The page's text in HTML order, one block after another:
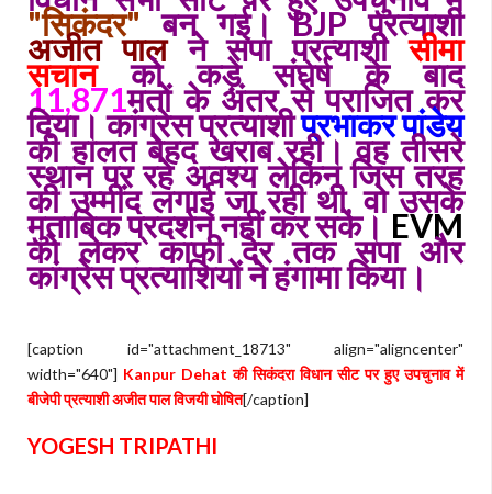
"सिकंदर" बन गई। BJP प्रत्याशी
अजीत पालने सपा प्रत्याशीसीमा
सचानको कड़े संघर्ष के बाद
11,871मतों के अंतर से पराजित कर
दिया। कांग्रेस प्रत्याशीप्रभाकर पांडेय
की हालत बेहद खराब रही। वह तीसरे
स्थान पर रहे अवश्य लेकिन जिस तरह
की उम्मींद लगाई जा रही थी, वो उसके
मुताबिक प्रदर्शन नहीं कर सके।EVM
को लेकर काफी देर तक सपा और
कांग्रेस प्रत्याशियों ने हंगामा किया।
[caption id="attachment_18713" align="aligncenter"
width="640"] Kanpur Dehat की सिकंदरा विधान सीट पर हुए उपचुनाव में
बीजेपी प्रत्याशी अजीत पाल विजयी घोषित[/caption]
YOGESH TRIPATHI